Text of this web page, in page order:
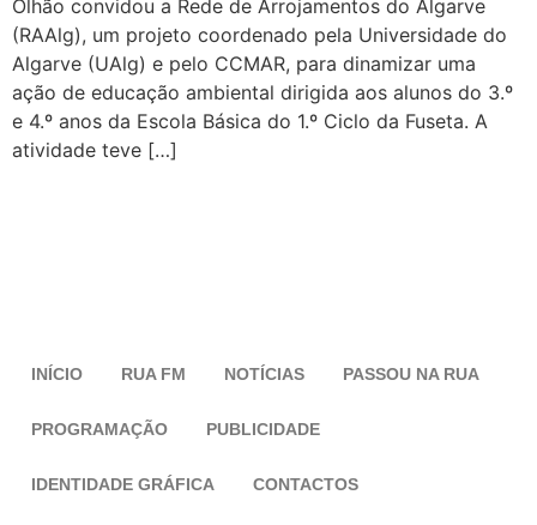
Olhão convidou a Rede de Arrojamentos do Algarve
(RAAlg), um projeto coordenado pela Universidade do
Algarve (UAlg) e pelo CCMAR, para dinamizar uma
ação de educação ambiental dirigida aos alunos do 3.º
e 4.º anos da Escola Básica do 1.º Ciclo da Fuseta. A
atividade teve […]
INÍCIO RUA FM NOTÍCIAS PASSOU NA RUA
PROGRAMAÇÃO PUBLICIDADE
IDENTIDADE GRÁFICA CONTACTOS